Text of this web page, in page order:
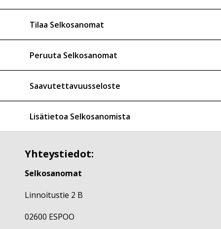
Tilaa Selkosanomat
Peruuta Selkosanomat
Saavutettavuusseloste
Lisätietoa Selkosanomista
Yhteystiedot:
Selkosanomat
Linnoitustie 2 B
02600 ESPOO